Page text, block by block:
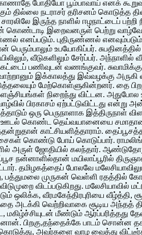
போதியோ பூம்பாவாய் எனக்
தில்லை நடராசர் தரிசனம் கொடுத்த
இருந்த நாளில் ஈழநாட்டைப்
கொண்டாடி இறைவனருள் பெற்று
எனப்படும். புதிருண்ணல்
பெரும்பாலும் உபயோகிப்பர்.
வீடுகளிலும் சேர்ப்பர்.
பணிவுடன் வணங்குவர்.
இக்காலத்து இவ்வழக்கு அருகி
மேற்கொள்ளுகின்றனர். தை
நிறைந்து விட்டன.
பிரகாசம் ஏற்பட்டுவிட்டது என்று
ஒரு பெருநாளாக இத்திருநாள்
ஊடல் கொண்ட தெய்வயானையை
காட்சியளித்தாராம்.
கொண்டு போய் கொடுப்பார்.
அருள் ஜோதியில் கலந்தார்.
நன்னாளில்தான் மயிலாப்பூரில்
தமிழகத்தைப் போலவே
பத்துமலை முருகன் வெள்ளி ரதத்தில்
விடப்படுகிறது. மலேசியாவில்
ஒலிக்க, வீரமகேந்திரபுரியை
அடக்கி வெற்றிவாகை சூடிய அந்தத்
மகிழ்ச்சியுடன் மீண்டும்
பிறகு,தந்தைக்கே பாடம் சொன்ன
அவர்களை வாழ வைத்து